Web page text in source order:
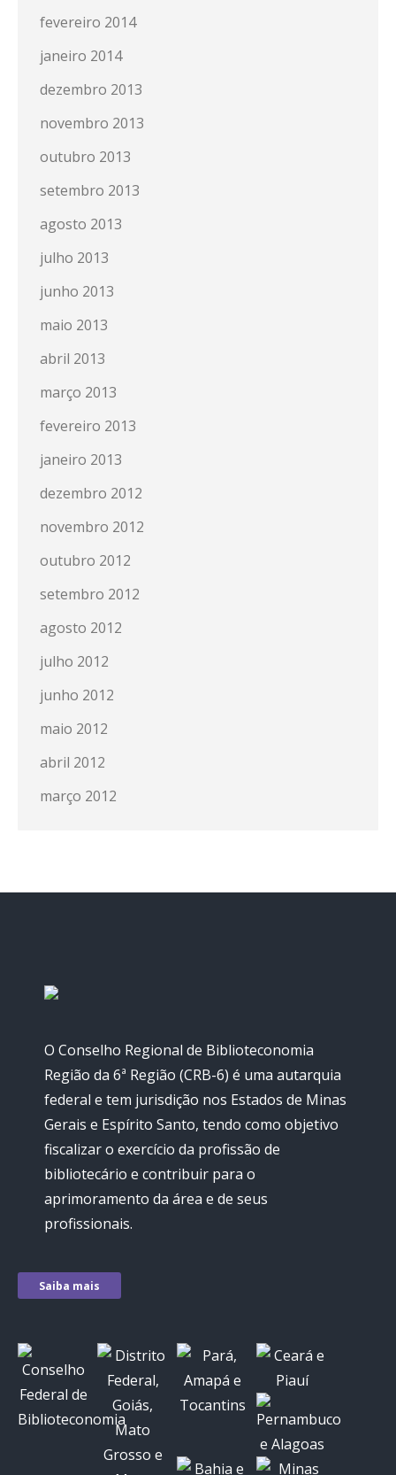
fevereiro 2014
janeiro 2014
dezembro 2013
novembro 2013
outubro 2013
setembro 2013
agosto 2013
julho 2013
junho 2013
maio 2013
abril 2013
março 2013
fevereiro 2013
janeiro 2013
dezembro 2012
novembro 2012
outubro 2012
setembro 2012
agosto 2012
julho 2012
junho 2012
maio 2012
abril 2012
março 2012
O Conselho Regional de Biblioteconomia
Região da 6ª Região (CRB-6) é uma autarquia
federal e tem jurisdição nos Estados de Minas
Gerais e Espírito Santo, tendo como objetivo
fiscalizar o exercício da profissão de
bibliotecário e contribuir para o
aprimoramento da área e de seus
profissionais.
Saiba mais